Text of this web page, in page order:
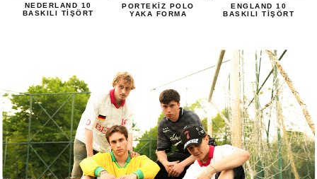
NEDERLAND 10
BASKILI TİŞÖRT
PORTEKİZ POLO
YAKA FORMA
ENGLAND 10
BASKILI TİŞÖRT